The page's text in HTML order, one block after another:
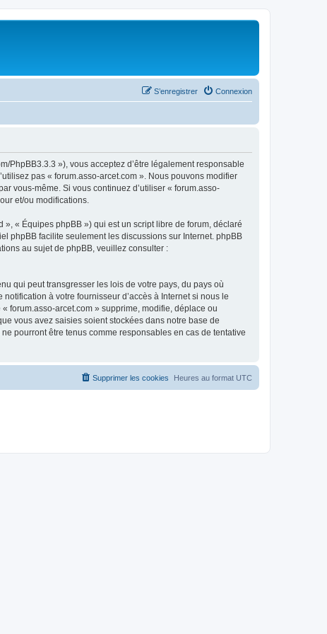
Connexion
S’enregistrer
PhpBB3.3.3 »), vous acceptez d’être légalement responsable
pas « forum.asso-arcet.com ». Nous pouvons modifier
vous-même. Si vous continuez d’utiliser « forum.asso-
et/ou modifications.
« Équipes phpBB ») qui est un script libre de forum, déclaré
phpBB facilite seulement les discussions sur Internet. phpBB
au sujet de phpBB, veuillez consulter :
qui peut transgresser les lois de votre pays, du pays où
à votre fournisseur d’accès à Internet si nous le
forum.asso-arcet.com » supprime, modifie, déplace ou
vous avez saisies soient stockées dans notre base de
pourront être tenus comme responsables en cas de tentative
Heures au format UTC
Supprimer les cookies